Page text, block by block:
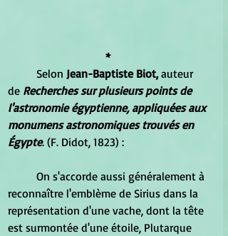
*
	Selon
Jean-Baptiste Biot, auteur
de Recherches sur plusieurs points de
l'astronomie égyptienne, appliquées aux
monumens astronomiques trouvés en
Égypte. (F. Didot, 1823) :
reconnaître l'emblème de Sirius dans la
représentation d'une vache, dont la tête
est surmontée d'une étoile, Plutarque